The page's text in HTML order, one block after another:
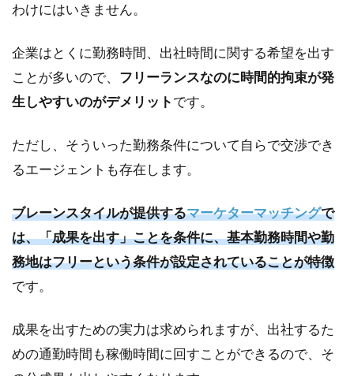
わけにはいきません。
企業はとくに勤務時間、出社時間に関する希望を出す
ことが多いので、 フリーランスなのに時間的拘束が発
生しやすいのがデメリットです。
ただし、そういった勤務条件について自らで交渉でき
るエージェントも存在します。
ブレーンスタイルが提供するマーケターマッチングで
は、「成果を出す」ことを条件に、基本勤務時間や勤
務地はフリーという条件が設定されていることが特徴
です。
成果を出すための実力は求められますが、出社するた
めの通勤時間も稼働時間に回すことができるので、そ